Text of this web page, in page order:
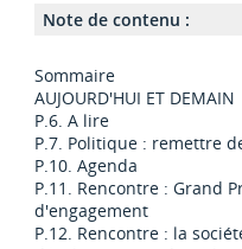
Note de contenu :
Sommaire
AUJOURD'HUI ET DEMAIN
P.6. A lire
P.7. Politique : remettre
P.10. Agenda
P.11. Rencontre : Grand
d'engagement
P.12. Rencontre : la